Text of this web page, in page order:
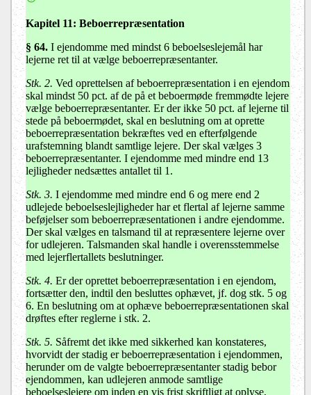
Kapitel 11: Beboerrepræsentation
§ 64. I ejendomme med mindst 6 beboelseslejemål har
lejerne ret til at vælge beboerrepræsentanter.
Stk. 2. Ved oprettelsen af beboerrepræsentation i en ejendom
skal mindst 50 pct. af de på et beboermøde fremmødte lejere
vælge beboerrepræsentanter. Er der ikke 50 pct. af lejerne til
stede på beboermødet, skal en beslutning om at oprette
beboerrepræsentation bekræftes ved en efterfølgende
urafstemning blandt samtlige lejere. Der skal vælges 3
beboerrepræsentanter. I ejendomme med mindre end 13
lejligheder nedsættes antallet til 1.
Stk. 3. I ejendomme med mindre end 6 og mere end 2
udlejede beboelseslejligheder har et flertal af lejerne samme
beføjelser som beboerrepræsentationen i andre ejendomme.
Der skal vælges en talsmand til at repræsentere lejerne over
for udlejeren. Talsmanden skal handle i overensstemmelse
med lejerflertallets beslutninger.
Stk. 4. Er der oprettet beboerrepræsentation i en ejendom,
fortsætter den, indtil den besluttes ophævet, jf. dog stk. 5 og
6. En beslutning om at ophæve beboerrepræsentationen skal
drøftes efter reglerne i stk. 2.
Stk. 5. Såfremt det ikke med sikkerhed kan konstateres,
hvorvidt der stadig er beboerrepræsentation i ejendommen,
herunder om de valgte beboerrepræsentanter stadig bebor
ejendommen, kan udlejeren anmode samtlige
beboelseslejere om inden en vis frist skriftligt at oplyse,